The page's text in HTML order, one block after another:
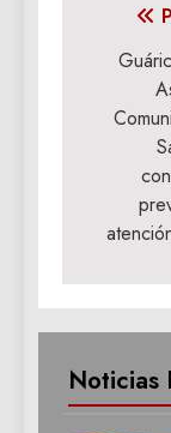
de
Noticias